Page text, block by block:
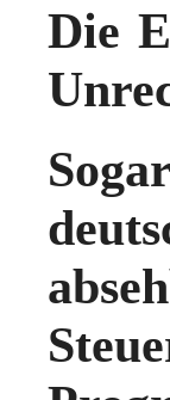
Die